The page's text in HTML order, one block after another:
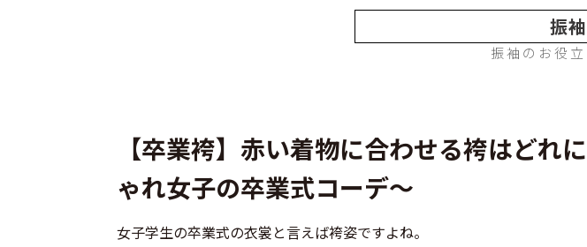
振
振袖のお役
【卒業袴】赤い着物に合わせる袴はどれ
ゃれ女子の卒業式コーデ～
女子学生の卒業式の衣裳と言えば袴姿ですよね。